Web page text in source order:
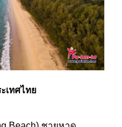
เทศไทย